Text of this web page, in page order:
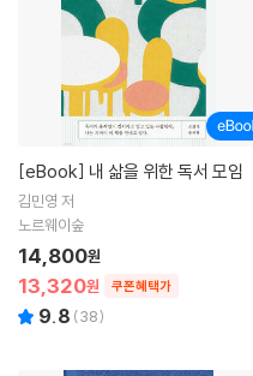
[eBook] 내 삶을 위한 독서 모임
김민영 저
노르웨이숲
13,320원 쿠폰혜택가
14,800원
9.8 (38)